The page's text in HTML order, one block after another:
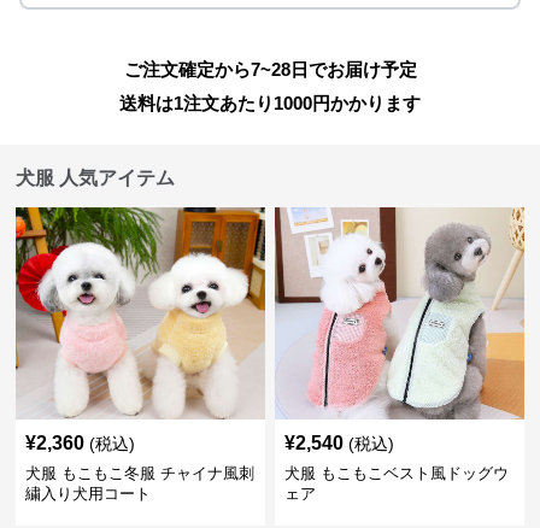
ご注文確定から7~28日でお届け予定
送料は1注文あたり 1000円かかります
犬服 人気アイテム
¥2,360 (税込)
犬服 もこもこ冬服 チャイナ風刺
繍入り犬用コート
¥2,540 (税込)
犬服 もこもこベスト風ドッグウ
ェア